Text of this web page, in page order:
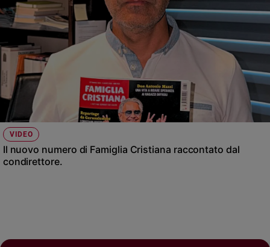
VIDEO
Il nuovo numero di Famiglia Cristiana raccontato dal
condirettore.